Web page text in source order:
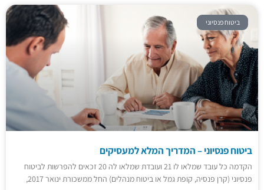
ביטוח פנסיוני
ביטוח פנסיוני – המדריך המלא למעסיקים
הקדמה כל עובד שמלאו לו 21 ועובדת שמלאו לה 20 זכאים להפרשות לביטוח
פנסיוני (קרן פנסיה, קופת גמל או ביטוח מנהלים) החל ממשכורת ינואר 2017,